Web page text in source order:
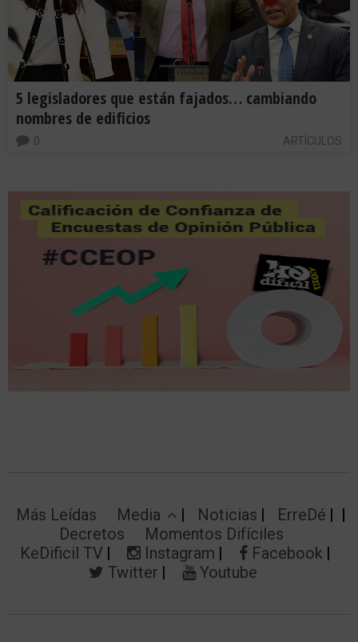
5 legisladores que están fajados… cambiando
nombres de edificios
ARTÍCULOS
0
Más Leídas Media Noticias
ErreDé
Decretos
Momentos Difíciles
KeDificil TV
Instagram
Facebook
Twitter
Youtube